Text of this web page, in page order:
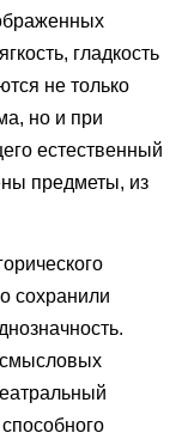
гладкость
не только
но и при
естественный
предметы, из
сохранили